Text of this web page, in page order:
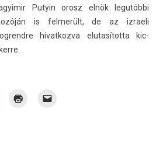
Putyin orosz elnök legutóbbi
is fel­merült, de az iz­raeli
hivat­kozva elutasítot­ta kic­